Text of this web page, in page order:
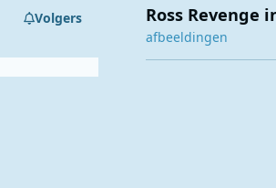
Volgers Ross Revenge
afbeeldingen